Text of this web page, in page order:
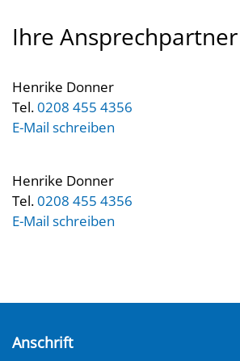
Ihre Ansprechpartner
Henrike Donner
Tel.0208 455 4356
E-Mail schreiben
Henrike Donner
Tel.0208 455 4356
E-Mail schreiben
Anschrift